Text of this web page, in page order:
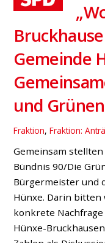
Gemeinde
und Grünen
Fraktion,Fraktion:
Gemeinsam
Bündnis 90/Die
Bürgermeister und
Hünxe. Darin
konkrete
Hünxe-